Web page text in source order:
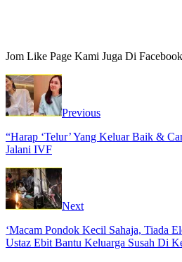
Jom Like Page Kami Juga Di
Previous
“Harap ‘Telur’ Yang Keluar Baik &
Jalani IVF
Next
‘Macam Pondok Kecil Sahaja, Tiada
Ustaz Ebit Bantu Keluarga Susah Di